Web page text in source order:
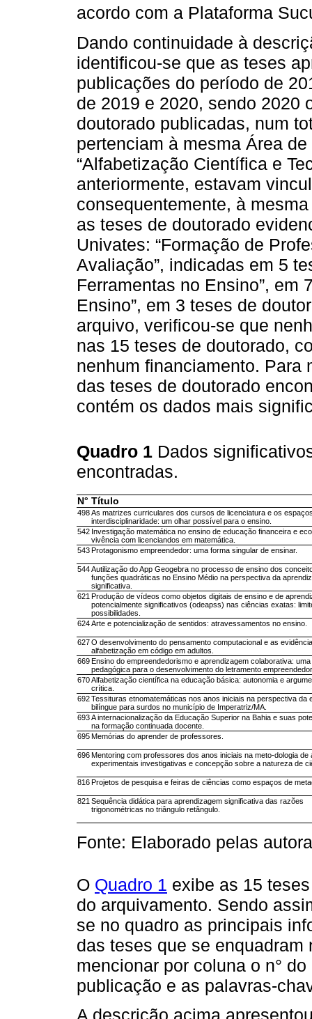
acordo com a Plataforma
Dando continuidade à
identificou-se que as teses
publicações do período de
de 2019 e 2020, sendo 2020
doutorado publicadas, num
pertenciam à mesma Área
“Alfabetização Científica e
anteriormente, estavam
consequentemente, à
as teses de doutorado
Univates: “Formação de
Avaliação”, indicadas em 5
Ferramentas no Ensino”, em
Ensino”, em 3 teses de
arquivo, verificou-se que
nas 15 teses de doutorado,
nenhum financiamento. Para
das teses de doutorado
contém os dados mais
Quadro 1 Dados
encontradas.
N° Título
498As matrizes curriculares dos cursos de licenciatura e os
interdisciplinaridade: um olhar possível para o ensino.
542 Investigação matemática no ensino de educação financeira e
vivência com licenciandos em matemática.
543 Protagonismo empreendedor: uma forma singular de ensinar.
544Autilização do App Geogebra no processo de ensino dos
funções quadráticas no Ensino Médio na perspectiva da
significativa.
621 Produção de vídeos como objetos digitais de ensino e de
potencialmente significativos (odeapss) nas ciências exatas:
possibilidades.
624Arte e potencialização de sentidos: atravessamentos no ensino.
627O desenvolvimento do pensamento computacional e as
alfabetização em código em adultos.
669 Ensino do empreendedorismo e aprendizagem colaborativa:
pedagógica para o desenvolvimento do letramento
670Alfabetização científica na educação básica: autonomia e
crítica.
692Tessituras etnomatemáticas nos anos iniciais na perspectiva da
bilíngue para surdos no município de Imperatriz/MA.
693A internacionalização da Educação Superior na Bahia e suas
na formação continuada docente.
695 Memórias do aprender de professores.
696 Mentoring com professores dos anos iniciais na meto-dologia de
experimentais investigativas e concepção sobre a natureza de
816 Projetos de pesquisa e feiras de ciências como espaços de
821 Sequência didática para aprendizagem significativa das razões
trigonométricas no triângulo retângulo.
Fonte: Elaborado pelas
O Quadro 1 exibe as 15
do arquivamento. Sendo
se no quadro as principais
das teses que se
mencionar por coluna o n°
publicação e as palavras-
A descrição acima